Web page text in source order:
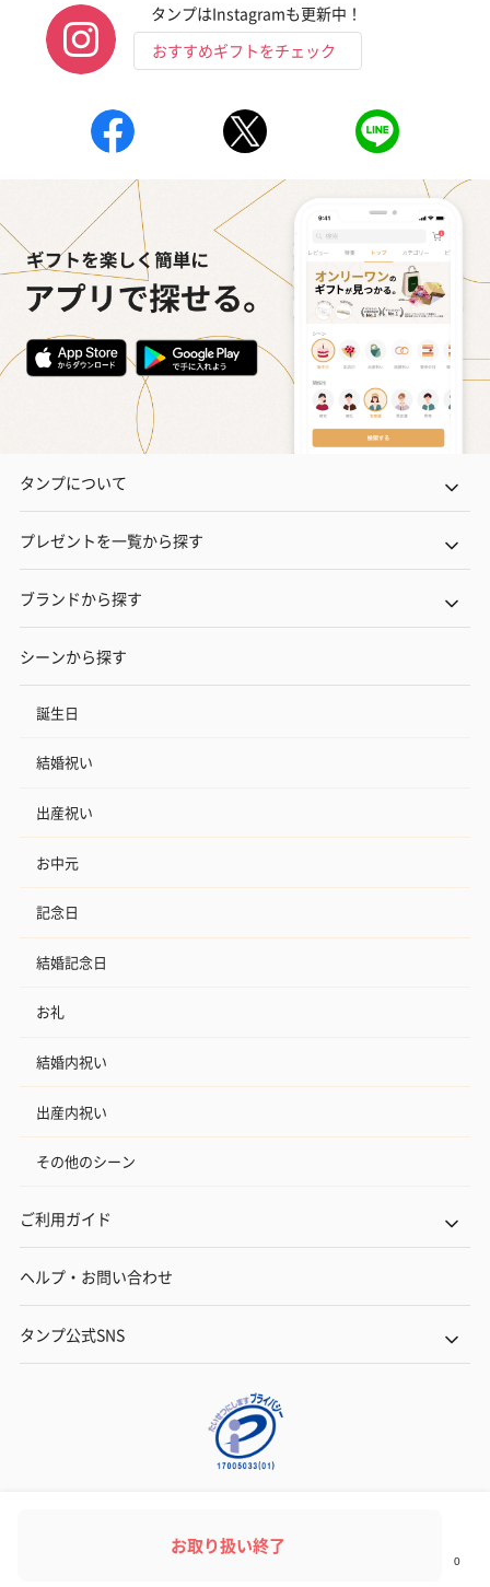
お取り扱い終了
タンプはInstagramも更新中！
おすすめギフトをチェック
タンプについて
プレゼントを一覧から探す
ブランドから探す
シーンから探す
誕生日
結婚祝い
出産祝い
お中元
記念日
結婚記念日
お礼
結婚内祝い
出産内祝い
その他のシーン
ご利用ガイド
ヘルプ・お問い合わせ
タンプ公式SNS
Copyright© TANP Inc.